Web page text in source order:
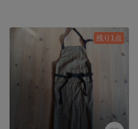
残り1点